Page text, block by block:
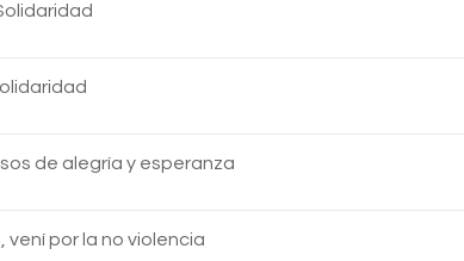
de alegría y esperanza
vení por la no violencia